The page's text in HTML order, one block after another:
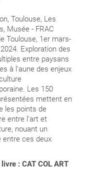
Toulouse, Les
Musée - FRAC
Toulouse, 1er mars-
Exploration des
entre paysans
à l'aune des enjeux
Les 150
mettent en
les points de
entre l'art et
nouant un
entre ces deux
: CAT COL ART